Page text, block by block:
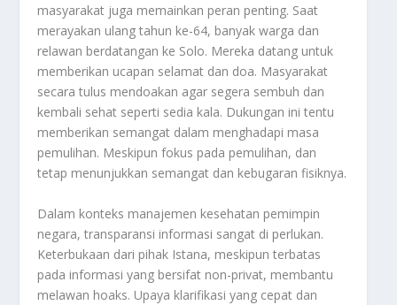
masyarakat juga memainkan peran penting. Saat
merayakan ulang tahun ke-64, banyak warga dan
relawan berdatangan ke Solo. Mereka datang untuk
memberikan ucapan selamat dan doa. Masyarakat
secara tulus mendoakan agar segera sembuh dan
kembali sehat seperti sedia kala. Dukungan ini tentu
memberikan semangat dalam menghadapi masa
pemulihan. Meskipun fokus pada pemulihan, dan
tetap menunjukkan semangat dan kebugaran fisiknya.
Dalam konteks manajemen kesehatan pemimpin
negara, transparansi informasi sangat di perlukan.
Keterbukaan dari pihak Istana, meskipun terbatas
pada informasi yang bersifat non-privat, membantu
melawan hoaks. Upaya klarifikasi yang cepat dan